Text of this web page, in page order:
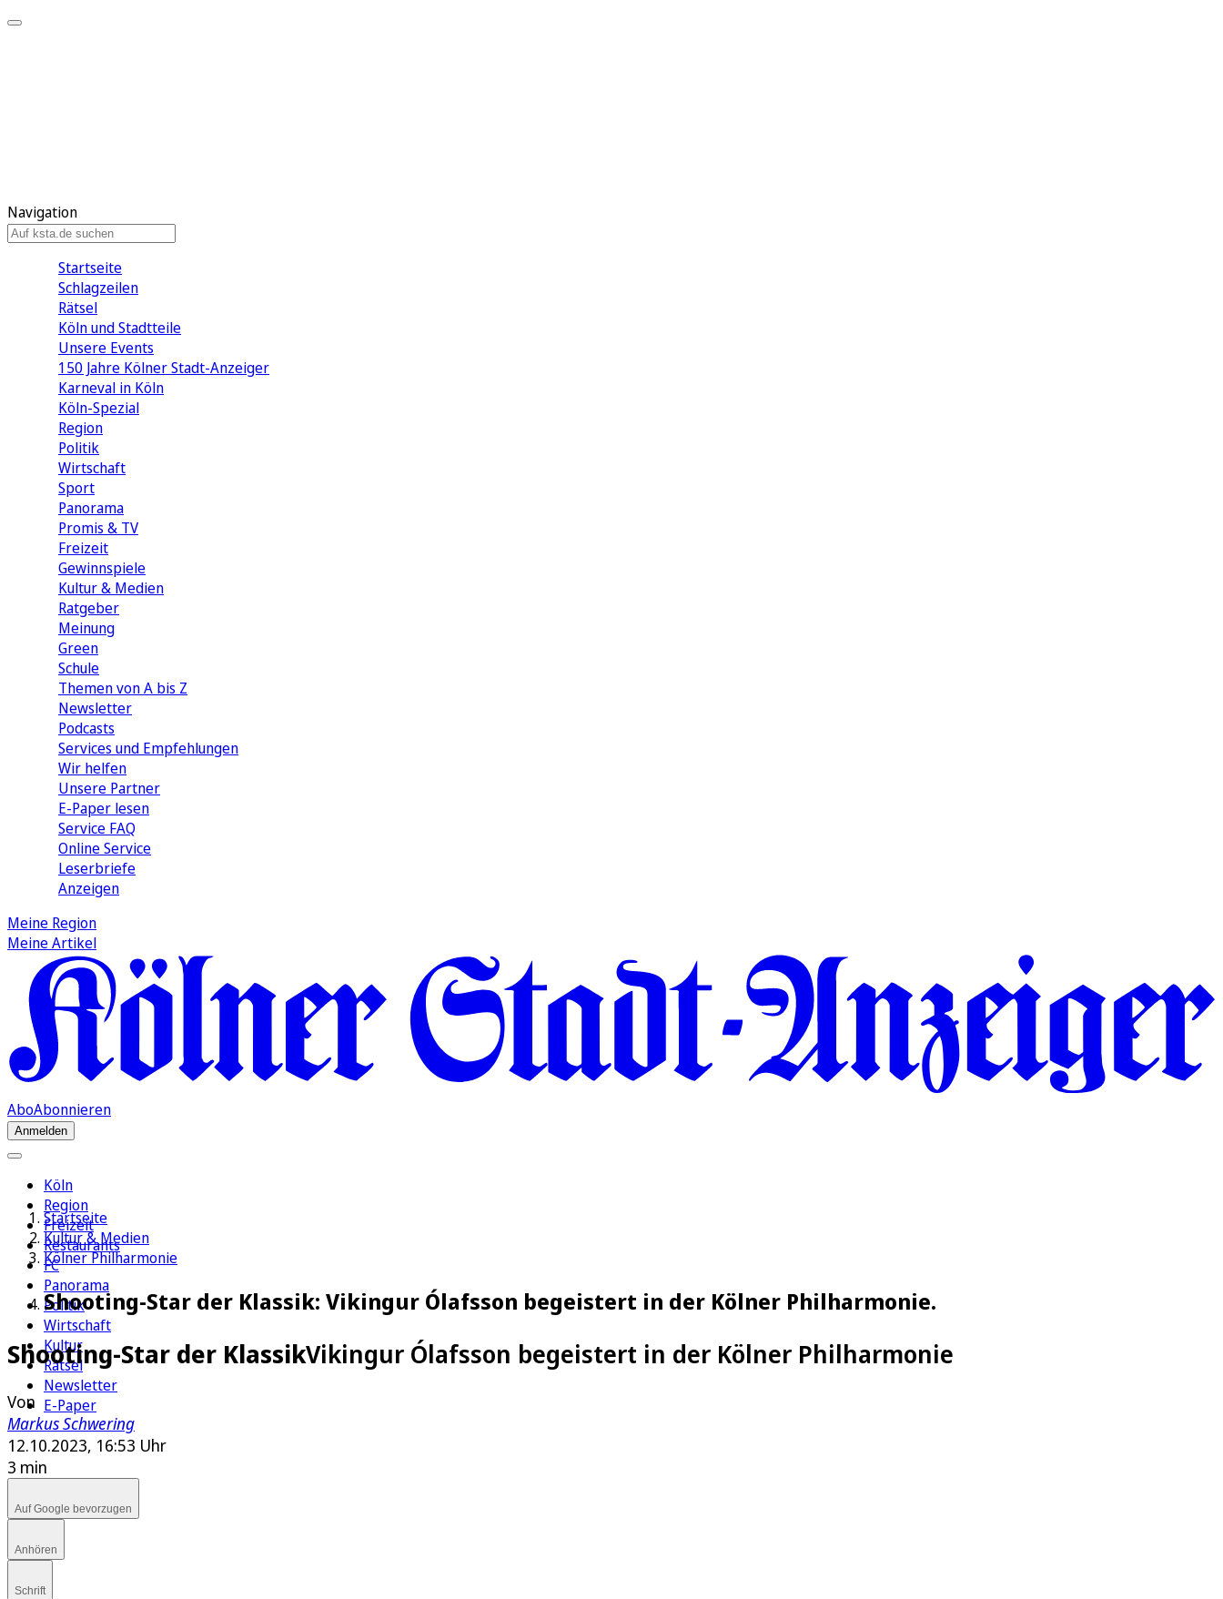
Navigation
Startseite
Schlagzeilen
Rätsel
Köln und Stadtteile
Unsere Events
150 Jahre Kölner Stadt-Anzeiger
Karneval in Köln
Köln-Spezial
Region
Politik
Wirtschaft
Sport
Panorama
Promis & TV
Freizeit
Gewinnspiele
Kultur & Medien
Ratgeber
Meinung
Green
Schule
Themen von A bis Z
Newsletter
Podcasts
Services und Empfehlungen
Wir helfen
Unsere Partner
E-Paper lesen
Service FAQ
Online Service
Leserbriefe
Anzeigen
Meine Region
Meine Artikel
AboAbonnieren
Anmelden
Köln
Region
Freizeit
Restaurants
FC
Panorama
Politik
Wirtschaft
Kultur
Rätsel
Newsletter
E-Paper
Startseite
Kultur & Medien
Kölner Philharmonie
Shooting-Star der Klassik: Vikingur Ólafsson begeistert in der Kölner Philharmonie.
Shooting-Star der KlassikVikingur Ólafsson begeistert in der Kölner Philharmonie
Von
Markus Schwering
12.10.2023, 16:53 Uhr
3 min
Auf Google bevorzugen
Anhören
Schrift